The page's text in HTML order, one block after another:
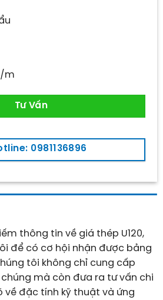
m
Tư Vấn
0981136896
thông tin về giá thép U120,
để có cơ hội nhận được bảng
tôi không chỉ cung cấp
mà còn đưa ra tư vấn chi
về đặc tính kỹ thuật và ứng